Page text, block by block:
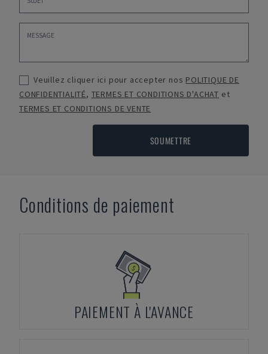
Veuillez cliquer ici pour accepter nos POLITIQUE DE
CONFIDENTIALITÉ, TERMES ET CONDITIONS D'ACHAT et
TERMES ET CONDITIONS DE VENTE
SOUMETTRE
Conditions de paiement
PAIEMENT À L'AVANCE